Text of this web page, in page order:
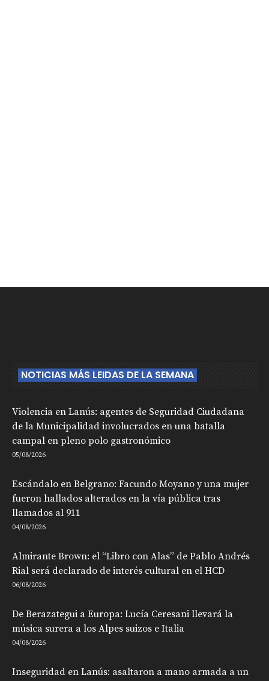
NOTICIAS MÁS LEIDAS DE LA SEMANA
Violencia en Lanús: agentes de Seguridad Ciudadana
de la Municipalidad involucrados en una batalla
campal en pleno polo gastronómico
05/08/2026
Escándalo en Belgrano: Facundo Moyano y una mujer
fueron hallados alterados en la vía pública tras
llamados al 911
04/08/2026
Almirante Brown: el “Libro con Alas” de Pablo Andrés
Rial será declarado de interés cultural en el HCD
06/08/2026
De Berazategui a Europa: Lucía Ceresani llevará la
música surera a los Alpes suizos e Italia
04/08/2026
Inseguridad en Lanús: asaltaron a mano armada a un